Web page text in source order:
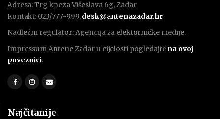
Adresa: Trg kneza Višeslava 6g, Zadar
Kontakt: 023/777-999, desk@antenazadar.hr
Nadležni regulator: Agencija za elektorničke medije.
Impressum Antene Zadar u cijelosti pogledajte na ovoj
poveznici.
Najčitanije